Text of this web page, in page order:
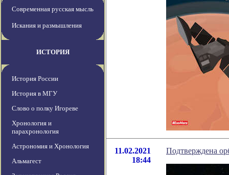
Современная русская мысль
Искания и размышления
ИСТОРИЯ
История России
История в МГУ
Слово о полку Игореве
Хронология и
парахронология
Астрономия и Хронология
Альмагест
11.02.2021
18:44
Подтверждена